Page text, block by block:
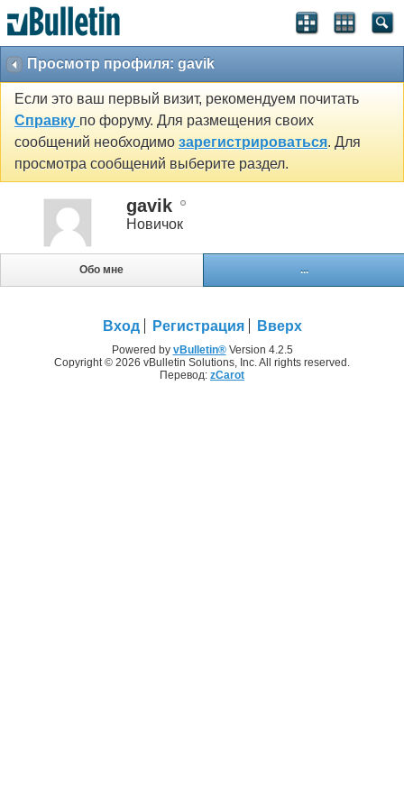
Просмотр профиля: gavik
Если это ваш первый визит, рекомендуем почитать
Справку по форуму. Для размещения своих
сообщений необходимо зарегистрироваться. Для
просмотра сообщений выберите раздел.
gavik
Новичок
Обо мне ...
Вход Регистрация Вверх
Powered by vBulletin®Version 4.2.5
Copyright © 2026 vBulletin Solutions, Inc. All rights reserved.
Перевод: zCarot